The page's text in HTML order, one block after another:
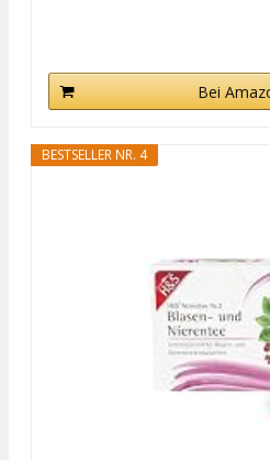
Bei
BESTSELLER NR. 4